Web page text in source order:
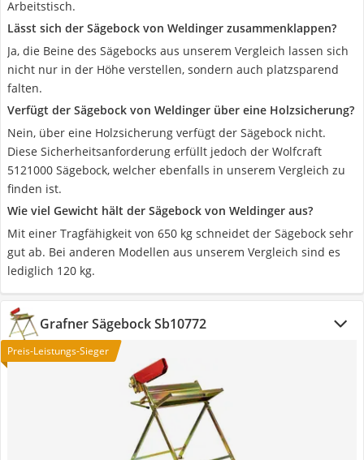
Arbeitstisch.
Lässt sich der Sägebock von Weldinger zusammenklappen?
Ja, die Beine des Sägebocks aus unserem Vergleich lassen sich
nicht nur in der Höhe verstellen, sondern auch platzsparend
falten.
Verfügt der Sägebock von Weldinger über eine Holzsicherung?
Nein, über eine Holzsicherung verfügt der Sägebock nicht.
Diese Sicherheitsanforderung erfüllt jedoch der Wolfcraft
5121000 Sägebock, welcher ebenfalls in unserem Vergleich zu
finden ist.
Wie viel Gewicht hält der Sägebock von Weldinger aus?
Mit einer Tragfähigkeit von 650 kg schneidet der Sägebock sehr
gut ab. Bei anderen Modellen aus unserem Vergleich sind es
lediglich 120 kg.
Grafner Sägebock ‎Sb10772
Preis-Leistungs-Sieger